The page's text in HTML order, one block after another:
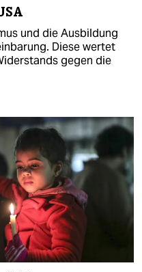
und die Ausbildung
Diese wertet
gegen die